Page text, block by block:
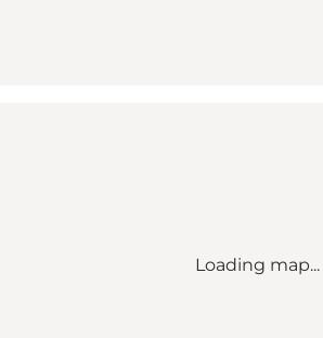
Loading map...